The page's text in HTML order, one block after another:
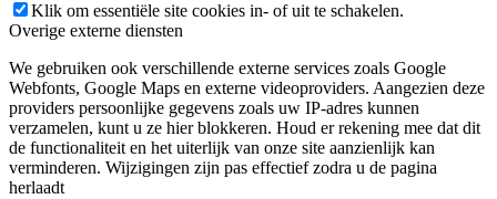
Klik om essentiële site cookies in- of uit te schakelen.
Overige externe diensten
We gebruiken ook verschillende externe services zoals Google
Webfonts, Google Maps en externe videoproviders. Aangezien deze
providers persoonlijke gegevens zoals uw IP-adres kunnen
verzamelen, kunt u ze hier blokkeren. Houd er rekening mee dat dit
de functionaliteit en het uiterlijk van onze site aanzienlijk kan
verminderen. Wijzigingen zijn pas effectief zodra u de pagina
herlaadt